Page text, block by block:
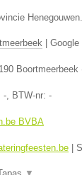
Henegouwen.
Google
Boortmeerbeek
-, BTW-nr: -
BVBA